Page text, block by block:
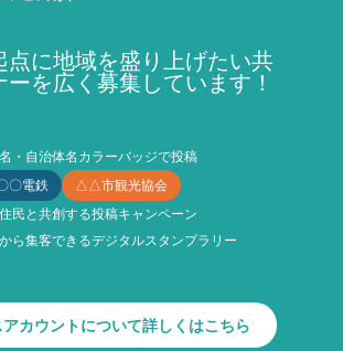
点に地域を盛り上げたい共
を広く募集しています！
・自治体名カラーバッジで投稿
〇電鉄
△△市観光協会
民と共創する投稿キャンペーン
ら集客できるデジタルスタンプラリー
アカウントについて詳しくはこちら